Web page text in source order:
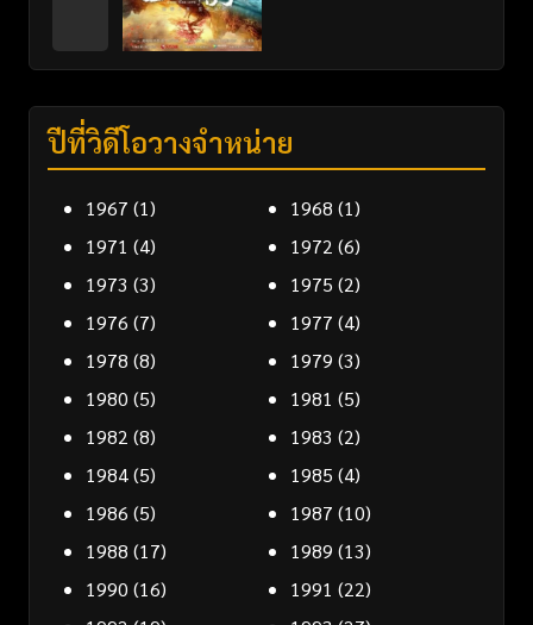
ปีที่วิดีโอวางจำหน่าย
1967 (1) 1968 (1)
1971 (4) 1972 (6)
1973 (3) 1975 (2)
1976 (7) 1977 (4)
1978 (8) 1979 (3)
1980 (5) 1981 (5)
1982 (8) 1983 (2)
1984(5) 1985 (4)
1986 (5) 1987 (10)
1988 (17) 1989 (13)
1990 (16) 1991 (22)